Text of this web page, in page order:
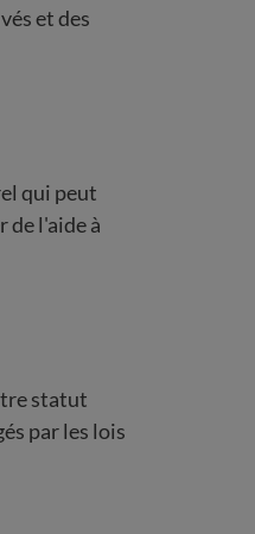
et des
qui peut
de l'aide à
statut
par les lois